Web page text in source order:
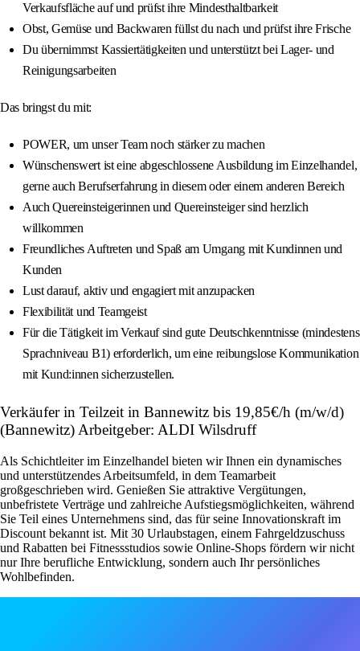
Verkaufsfläche auf und prüfst ihre Mindesthaltbarkeit
Obst, Gemüse und Backwaren füllst du nach und prüfst ihre Frische
Du übernimmst Kassiertätigkeiten und unterstützt bei Lager- und
Reinigungsarbeiten
Das bringst du mit:
POWER, um unser Team noch stärker zu machen
Wünschenswert ist eine abgeschlossene Ausbildung im Einzelhandel,
gerne auch Berufserfahrung in diesem oder einem anderen Bereich
Auch Quereinsteigerinnen und Quereinsteiger sind herzlich
willkommen
Freundliches Auftreten und Spaß am Umgang mit Kundinnen und
Kunden
Lust darauf, aktiv und engagiert mit anzupacken
Flexibilität und Teamgeist
Für die Tätigkeit im Verkauf sind gute Deutschkenntnisse (mindestens
Sprachniveau B1) erforderlich, um eine reibungslose Kommunikation
mit Kund:innen sicherzustellen.
Verkäufer in Teilzeit in Bannewitz bis 19,85€/h (m/w/d)
(Bannewitz) Arbeitgeber: ALDI Wilsdruff
Als Schichtleiter im Einzelhandel bieten wir Ihnen ein dynamisches
und unterstützendes Arbeitsumfeld, in dem Teamarbeit
großgeschrieben wird. Genießen Sie attraktive Vergütungen,
unbefristete Verträge und zahlreiche Aufstiegsmöglichkeiten, während
Sie Teil eines Unternehmens sind, das für seine Innovationskraft im
Discount bekannt ist. Mit 30 Urlaubstagen, einem Fahrgeldzuschuss
und Rabatten bei Fitnessstudios sowie Online-Shops fördern wir nicht
nur Ihre berufliche Entwicklung, sondern auch Ihr persönliches
Wohlbefinden.